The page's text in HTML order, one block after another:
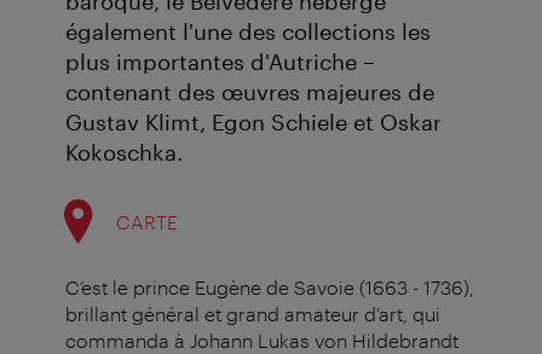
également l'une des collections les
plus importantes d'Autriche –
contenant des œuvres majeures de
Gustav Klimt, Egon Schiele et Oskar
Kokoschka.
CARTE
C’est le prince Eugène de Savoie (1663 - 1736),
brillant général et grand amateur d’art, qui
commanda à Johann Lukas von Hildebrandt